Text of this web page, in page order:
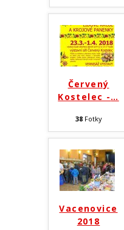
Červený
Kostelec -…
38Fotky
Vacenovice
2018